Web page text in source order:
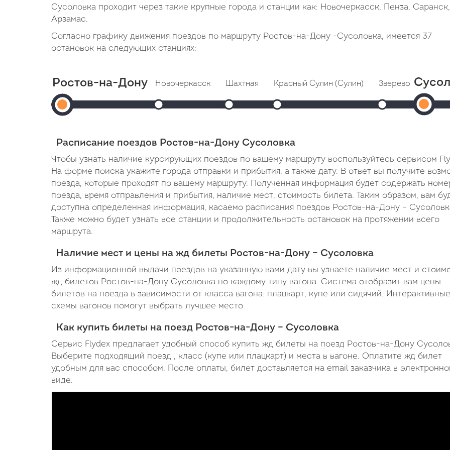
Сусоловка проходит через такие крупные города и станции как: Новочеркасск, Пенза, Саранск,
Арзамас.
Согласно графику движения поездов по маршруту Ростов-на-Дону -Сусоловка, имеется 37
остановок на следующих станциях:
Ростов-на-Дону
Ростов-
на-
Главный)
Отправление:
05:59
Новочеркасск
Прибытие: 07:00
В пути: 1 час 1 минута
Шахтная
Прибытие: 07:46
В пути: 1 час 47 минут
Красный Сулин (Сулин) Зверево
Прибытие: 08:43
Отправление: 08:45
пути:
2
дня
11
Расписание поездов Ростов-на-Дону Сусоловка
Чтобы узнать наличие курсирующих поездов по вашему маршруту воспользуйтесь сервисом
На форме поиска укажите города отправки и прибытия, а также дату. В ответ вы получите
поезда, которые проходят по вашему маршруту. Полученная информация будет содержать
поезда, время отправления и прибытия, наличие мест, стоимость билета. Таким образом, вам
доступна определенная информация, касаемо расписания поездов Ростов-на-Дону –
Также можно будет узнать все станции и продолжительность остановок на протяжении всего
маршрута.
Наличие мест и цены на жд билеты Ростов-на-Дону – Сусоловка
Из информационной выдачи поездов на указанную вами дату вы узнаете наличие мест и
жд билетов Ростов-на-Дону Сусоловка по каждому типу вагона. Система отобразит вам цены
билетов на поезда в зависимости от класса вагона: плацкарт, купе или сидячий. Интерактивные
схемы вагонов помогут выбрать лучшее место.
Как купить билеты на поезд Ростов-на-Дону – Сусоловка
Сервис Flydex предлагает удобный способ купить жд билеты на поезд Ростов-на-Дону
Выберите подходящий поезд , класс (купе или плацкарт) и места в вагоне. Оплатите жд билет
удобным для вас способом. После оплаты, билет доставляется на email заказчика в
виде.